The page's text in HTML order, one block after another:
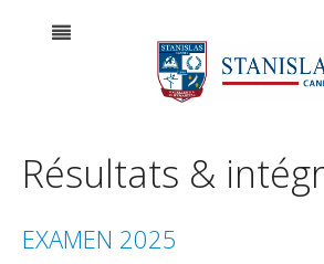
Résultats &
EXAMEN 2025